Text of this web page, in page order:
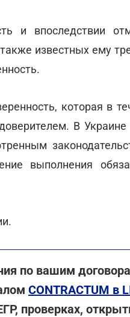
и впоследствии
известных ему
которая в
В
выполнения
по вашим
CONTRACTUM в
проверках,